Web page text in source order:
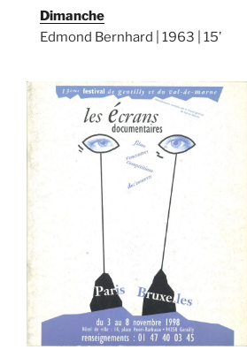
Dimanche
Edmond Bernhard | 1963 | 15’